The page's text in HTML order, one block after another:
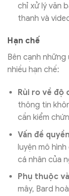
chỉ xử lý văn
thanh và
Hạn chế
Bên cạnh
nhiều hạn chế:
Rủi ro về độ
thông tin
cần kiểm
Vấn đề
luyện mô
cá nhân của
Phụ thuộc
mây, Bard